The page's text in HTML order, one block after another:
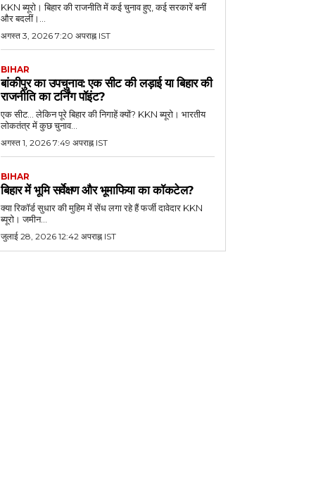
KKN ब्यूरो। बिहार की राजनीति में कई चुनाव हुए, कई सरकारें बनीं
और बदलीं।...
अगस्त 3, 2026 7:20 अपराह्न IST
BIHAR
बांकीपुर का उपचुनाव: एक सीट की लड़ाई या बिहार की
राजनीति का टर्निंग पॉइंट?
एक सीट... लेकिन पूरे बिहार की निगाहें क्यों? KKN ब्यूरो। भारतीय
लोकतंत्र में कुछ चुनाव...
अगस्त 1, 2026 7:49 अपराह्न IST
BIHAR
बिहार में भूमि सर्वेक्षण और भूमाफिया का कॉकटेल?
क्या रिकॉर्ड सुधार की मुहिम में सेंध लगा रहे हैं फर्जी दावेदार KKN
ब्यूरो। जमीन...
जुलाई 28, 2026 12:42 अपराह्न IST